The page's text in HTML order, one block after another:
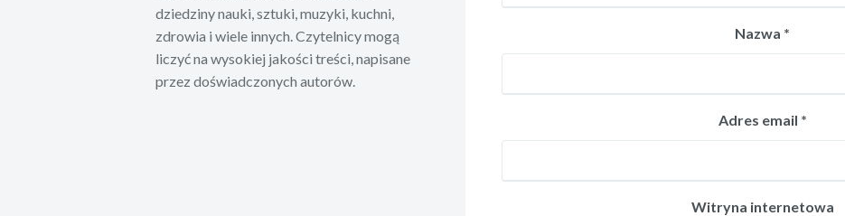
Nazwa *
Adres email *
Witryna internetowa
dziedziny nauki, sztuki, muzyki, kuchni,
zdrowia i wiele innych. Czytelnicy mogą
liczyć na wysokiej jakości treści, napisane
przez doświadczonych autorów.